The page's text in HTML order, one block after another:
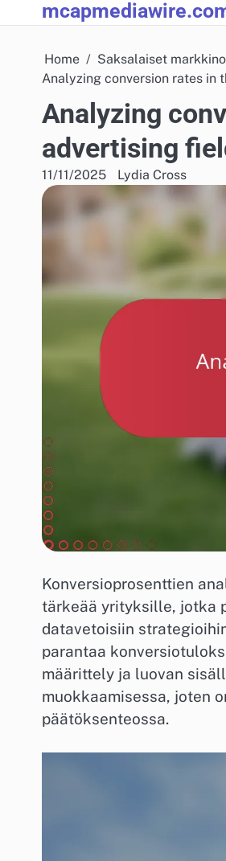
to
Home
Saksalaiset
Analyzing conversion rates in
Analyzing
advertising
11/11/2025 Lydia Cross
Konversioprosenttien
tärkeää yrityksille, jotka
datavetoisiin
parantaa
määrittely ja luovan
muokkaamisessa, joten
päätöksenteossa.